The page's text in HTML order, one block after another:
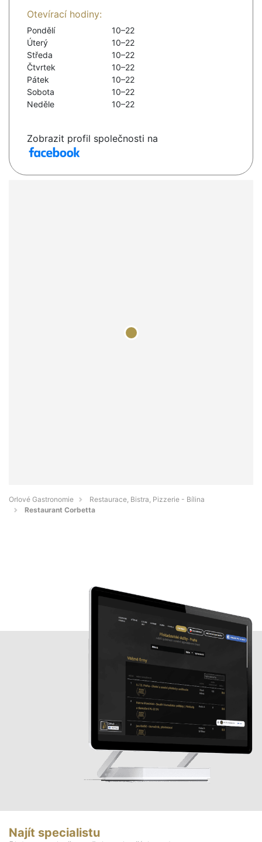
Otevírací hodiny:
Pondělí
10–22
Úterý
10–22
Středa
10–22
Čtvrtek
10–22
Pátek
10–22
Sobota
10–22
Neděle
10–22
Zobrazit profil společnosti na
Orlové Gastronomie
Restaurace, Bistra, Pizzerie - Bílina
Restaurant Corbetta
Najít specialistu